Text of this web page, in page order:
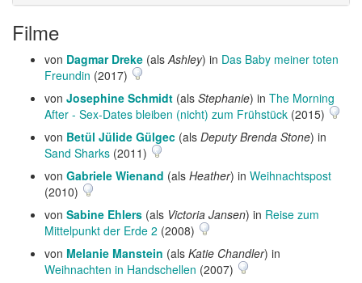
Filme
von Dagmar Dreke (alsAshley) in Das Baby meiner toten
Freundin (2017)
von Josephine Schmidt (als Stephanie) in The Morning
After - Sex-Dates bleiben (nicht) zum Frühstück (2015)
von Betül Jülide Gülgec (als Deputy Brenda Stone) in
Sand Sharks (2011)
von Gabriele Wienand (als Heather) in Weihnachtspost
(2010)
von Sabine Ehlers (als Victoria Jansen) in Reise zum
Mittelpunkt der Erde 2 (2008)
von Melanie Manstein (als Katie Chandler) in
Weihnachten in Handschellen (2007)